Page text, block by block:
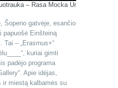
– Rasa Mocka Ungure
Šopeno gatvėje, esančio
papuošė Einšteiną
– „Erasmus+“
kuriai gimti
padėjo programa
Apie idėjas,
ir miestą kalbamės su